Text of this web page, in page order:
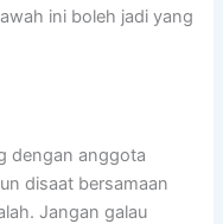
ini boleh jadi yang
dengan anggota
disaat bersamaan
Jangan galau